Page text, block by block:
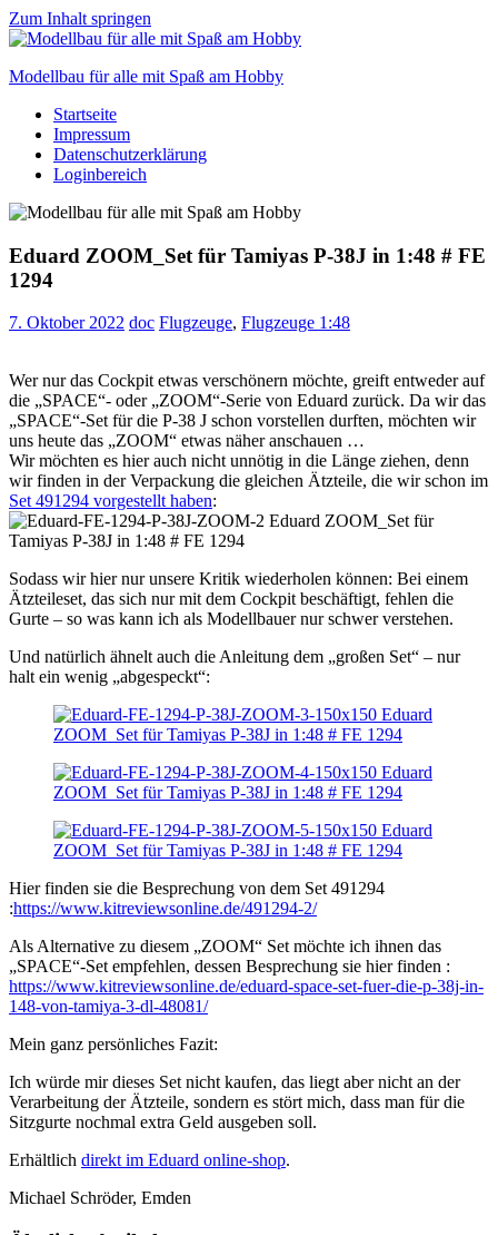
Zum Inhalt springen
Modellbau für alle mit Spaß am Hobby
Scale
modelling
to
Startseite
Impressum
Datenschutzerklärung
Loginbereich
Eduard ZOOM_Set für Tamiyas P-38J in 1:48 # FE
1294
7. Oktober 2022 doc Flugzeuge, Flugzeuge 1:48
Wer nur das Cockpit etwas verschönern möchte, greift entweder auf
die „SPACE“- oder „ZOOM“-Serie von Eduard zurück. Da wir das
„SPACE“-Set für die P-38 J schon vorstellen durften, möchten wir
uns heute das „ZOOM“ etwas näher anschauen …
Wir möchten es hier auch nicht unnötig in die Länge ziehen, denn
wir finden in der Verpackung die gleichen Ätzteile, die wir schon im
Set 491294 vorgestellt haben:
Sodass wir hier nur unsere Kritik wiederholen können: Bei einem
Ätzteileset, das sich nur mit dem Cockpit beschäftigt, fehlen die
Gurte – so was kann ich als Modellbauer nur schwer verstehen.
Und natürlich ähnelt auch die Anleitung dem „großen Set“ – nur
halt ein wenig „abgespeckt“:
Hier finden sie die Besprechung von dem Set 491294
:https://www.kitreviewsonline.de/491294-2/
Als Alternative zu diesem „ZOOM“ Set möchte ich ihnen das
„SPACE“-Set empfehlen, dessen Besprechung sie hier finden :
https://www.kitreviewsonline.de/eduard-space-set-fuer-die-p-38j-in-
148-von-tamiya-3-dl-48081/
Mein ganz persönliches Fazit:
Ich würde mir dieses Set nicht kaufen, das liegt aber nicht an der
Verarbeitung der Ätzteile, sondern es stört mich, dass man für die
Sitzgurte nochmal extra Geld ausgeben soll.
Erhältlich direkt im Eduard online-shop.
Michael Schröder, Emden